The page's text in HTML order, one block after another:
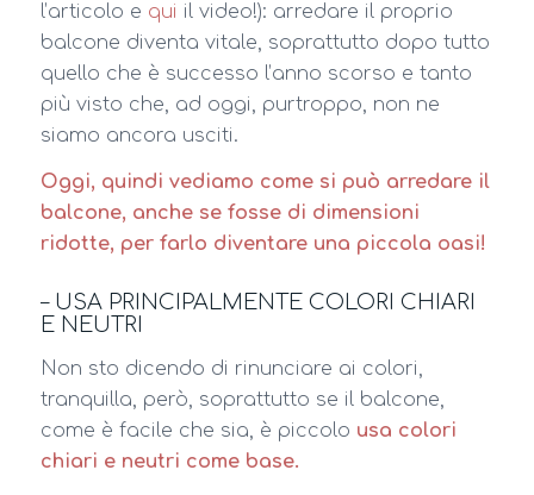
l’articolo e qui il video!): arredare il proprio
balcone diventa vitale, soprattutto dopo tutto
quello che è successo l’anno scorso e tanto
più visto che, ad oggi, purtroppo, non ne
siamo ancora usciti.
Oggi, quindi vediamo come si può arredare il
balcone, anche se fosse di dimensioni
ridotte, per farlo diventare una piccola oasi!
– USA PRINCIPALMENTE COLORI CHIARI
E NEUTRI
Non sto dicendo di rinunciare ai colori,
tranquilla, però, soprattutto se il balcone,
come è facile che sia, è piccolo usa colori
chiari e neutri come base.